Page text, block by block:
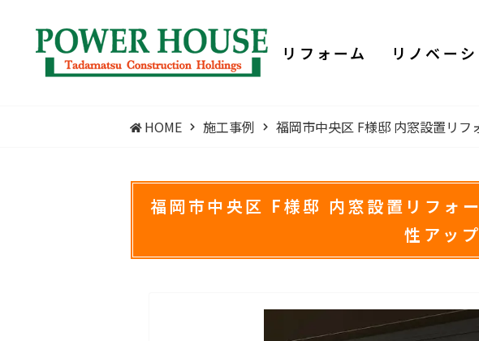
リフォーム リノベー
HOME 施工事例 福岡市中央区 F様邸 内窓設置リ
福岡市中央区 F様邸 内窓設置リフ
性アップ​